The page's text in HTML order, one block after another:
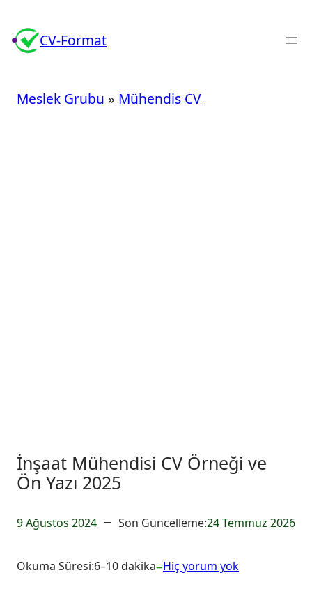
geç
CV-Format
Meslek Grubu » Mühendis CV
İnşaat Mühendisi CV Örneği ve
Ön Yazı 2025
9 Ağustos 2024 Son Güncelleme:24 Temmuz 2026
Okuma Süresi:6–10 dakika–İHiç yorum yok